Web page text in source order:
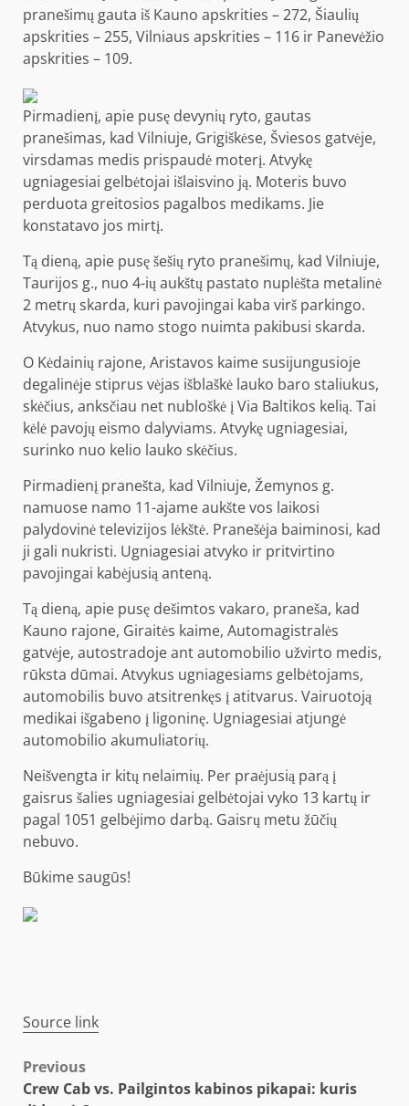
pranešimų gauta iš Kauno apskrities – 272, Šiaulių
apskrities – 255, Vilniaus apskrities – 116 ir Panevėžio
apskrities – 109.
Pirmadienį, apie pusę devynių ryto, gautas
pranešimas, kad Vilniuje, Grigiškėse, Šviesos gatvėje,
virsdamas medis prispaudė moterį. Atvykę
ugniagesiai gelbėtojai išlaisvino ją. Moteris buvo
perduota greitosios pagalbos medikams. Jie
konstatavo jos mirtį.
Tą dieną, apie pusę šešių ryto pranešimų, kad Vilniuje,
Taurijos g., nuo 4-ių aukštų pastato nuplėšta metalinė
2 metrų skarda, kuri pavojingai kaba virš parkingo.
Atvykus, nuo namo stogo nuimta pakibusi skarda.
O Kėdainių rajone, Aristavos kaime susijungusioje
degalinėje stiprus vėjas išblaškė lauko baro staliukus,
skėčius, anksčiau net nubloškė į Via Baltikos kelią. Tai
kėlė pavojų eismo dalyviams. Atvykę ugniagesiai,
surinko nuo kelio lauko skėčius.
Pirmadienį pranešta, kad Vilniuje, Žemynos g.
namuose namo 11-ajame aukšte vos laikosi
palydovinė televizijos lėkštė. Pranešėja baiminosi, kad
ji gali nukristi. Ugniagesiai atvyko ir pritvirtino
pavojingai kabėjusią anteną.
Tą dieną, apie pusę dešimtos vakaro, praneša, kad
Kauno rajone, Giraitės kaime, Automagistralės
gatvėje, autostradoje ant automobilio užvirto medis,
rūksta dūmai. Atvykus ugniagesiams gelbėtojams,
automobilis buvo atsitrenkęs į atitvarus. Vairuotoją
medikai išgabeno į ligoninę. Ugniagesiai atjungė
automobilio akumuliatorių.
Neišvengta ir kitų nelaimių. Per praėjusią parą į
gaisrus šalies ugniagesiai gelbėtojai vyko 13 kartų ir
pagal 1051 gelbėjimo darbą. Gaisrų metu žūčių
nebuvo.
Būkime saugūs!
Source link
Post
Previous
Crew Cab vs. Pailgintos kabinos pikapai: kuris